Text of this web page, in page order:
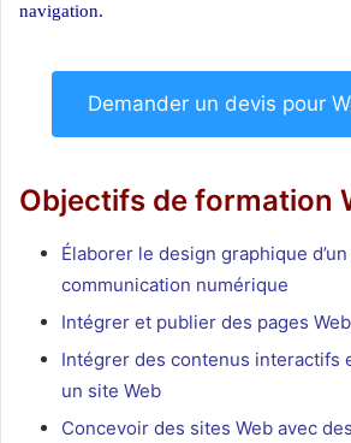
navigation.
Demander un devis pour
Objectifs de formation
Élaborer le design graphique
communication numérique
Intégrer et publier des pages Web
Intégrer des contenus interactifs
un site Web
Concevoir des sites Web avec